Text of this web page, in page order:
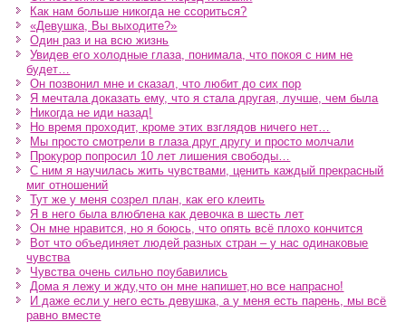
Как нам больше никогда не ссориться?
«Девушка, Вы выходите?»
Один раз и на всю жизнь
Увидев его холодные глаза, понимала, что покоя с ним не
будет…
Он позвонил мне и сказал, что любит до сих пор
Я мечтала доказать ему, что я стала другая, лучше, чем была
Никогда не иди назад!
Но время проходит, кроме этих взглядов ничего нет…
Мы просто смотрели в глаза друг другу и просто молчали
Прокурор попросил 10 лет лишения свободы…
С ним я научилась жить чувствами, ценить каждый прекрасный
миг отношений
Тут же у меня созрел план, как его клеить
Я в него была влюблена как девочка в шесть лет
Он мне нравится, но я боюсь, что опять всё плохо кончится
Вот что объединяет людей разных стран – у нас одинаковые
чувства
Чувства очень сильно поубавились
Дома я лежу и жду,что он мне напишет,но все напрасно!
И даже если у него есть девушка, а у меня есть парень, мы всё
равно вместе